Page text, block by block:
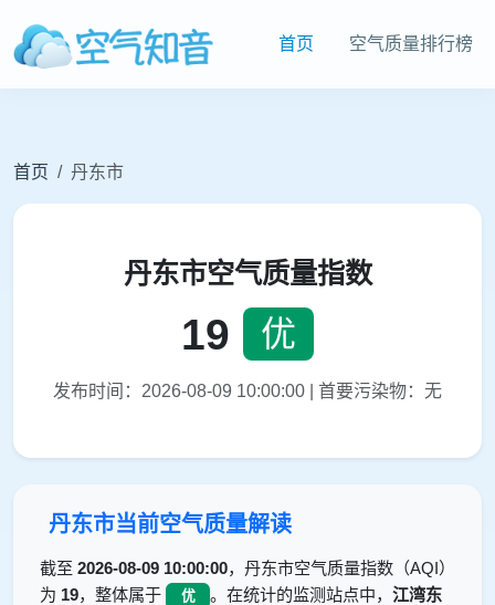
首页 空气质量排行榜
首页 丹东市
丹东市空气质量指数
19 优
发布时间：2026-08-09 10:00:00 | 首要污染物：无
丹东市当前空气质量解读
截至 2026-08-09 10:00:00，丹东市空气质量指数（AQI）
为 19，整体属于 优 。在统计的监测站点中， 江湾东